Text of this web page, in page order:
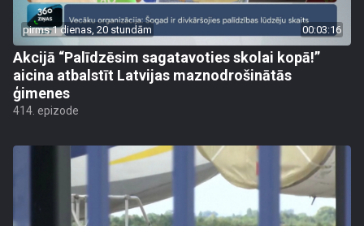
pirms 1 dienas, 20 stundām 00:03:16
Akcijā “Palīdzēsim sagatavoties skolai kopā!”
aicina atbalstīt Latvijas maznodrošinātās
ģimenes
414. epizode